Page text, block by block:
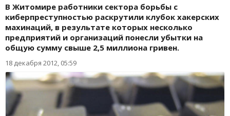
В Житомире работники сектора борьбы с
киберпреступностью раскрутили клубок хакерских
махинаций, в результате которых несколько
предприятий и организаций понесли убытки на
общую сумму свыше 2,5 миллиона гривен.
18 декабря 2012, 05:59